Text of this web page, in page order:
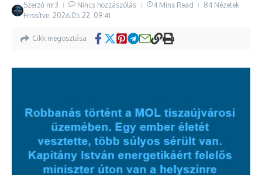
Szerző mr3 Nincs hozzászólás 4 Mins Read
84 Nézetek
Frissítve: 2026.05.22. 09:41
Cikk megosztása